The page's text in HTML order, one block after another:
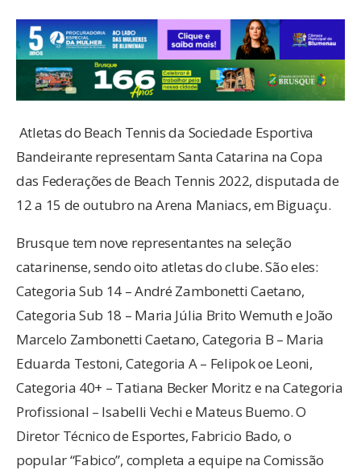
Atletas do Beach Tennis da Sociedade Esportiva
Bandeirante representam Santa Catarina na Copa
das Federações de Beach Tennis 2022, disputada de
12 a 15 de outubro na Arena Maniacs, em Biguaçu.
Brusque tem nove representantes na seleção
catarinense, sendo oito atletas do clube. São eles:
Categoria Sub 14 – André Zambonetti Caetano,
Categoria Sub 18 – Maria Júlia Brito Wemuth e João
Marcelo Zambonetti Caetano, Categoria B – Maria
Eduarda Testoni, Categoria A – Felipok oe Leoni,
Categoria 40+ – Tatiana Becker Moritz e na Categoria
Profissional – Isabelli Vechi e Mateus Buemo. O
Diretor Técnico de Esportes, Fabricio Bado, o
popular “Fabico”, completa a equipe na Comissão